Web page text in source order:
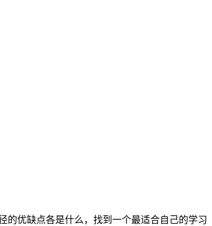
的优缺点各是什么，找到一个最适合自己的学习